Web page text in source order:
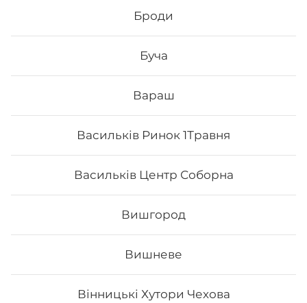
Броди
Буча
Вараш
Васильків Ринок 1Травня
Васильків Центр Соборна
Вишгород
Вишневе
Вінницькі Хутори Чехова
Вага: 290 г Склад: норі, рис, авокадо, салат, огірок, сир